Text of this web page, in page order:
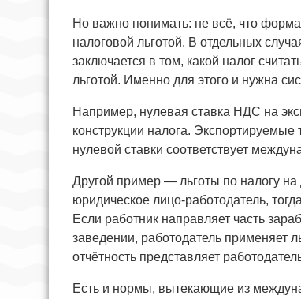
Но важно понимать: не всё, что
налоговой льготой. В отдельных
заключается в том, какой налог
льготой. Именно для этого и нужна
Например, нулевая ставка НДС на
конструкции налога.
нулевой ставки соответствует
Другой пример — льготы по налогу на
юридическое лицо-работодатель,
Если работник направляет часть
заведении, работодатель применяет
отчётность представляет
Есть и нормы, вытекающие из